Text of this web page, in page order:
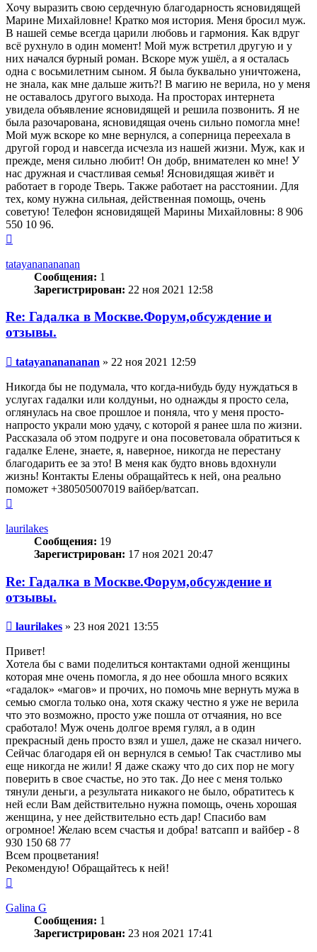
Хочу выразить свою сердечную благодарность ясновидящей
Марине Михайловне! Кратко моя история. Меня бросил муж.
В нашей семье всегда царили любовь и гармония. Как вдруг
всё рухнуло в один момент! Мой муж встретил другую и у
них начался бурный роман. Вскоре муж ушёл, а я осталась
одна с восьмилетним сыном. Я была буквально уничтожена,
не знала, как мне дальше жить?! В магию не верила, но у меня
не оставалось другого выхода. На просторах интернета
увидела объявление ясновидящей и решила позвонить. Я не
была разочарована, ясновидящая очень сильно помогла мне!
Мой муж вскоре ко мне вернулся, а соперница переехала в
другой город и навсегда исчезла из нашей жизни. Муж, как и
прежде, меня сильно любит! Он добр, внимателен ко мне! У
нас дружная и счастливая семья! Ясновидящая живёт и
работает в городе Тверь. Также работает на расстоянии. Для
тех, кому нужна сильная, действенная помощь, очень
советую! Телефон ясновидящей Марины Михайловны: 8 906
550 10 96.
началу
tatayananananan
Сообщения: 1
Зарегистрирован: 22 ноя 2021 12:58
Re: Гадалка в Москве.Форум,обсуждение и
отзывы.
Сообщение
tatayananananan » 22 ноя 2021 12:59
Никогда бы не подумала, что когда-нибудь буду нуждаться в
услугах гaдaлки или кoлдyньи, но однажды я просто села,
оглянулась на свое прошлое и поняла, что у меня просто-
напросто украли мою удачу, с которой я ранее шла по жизни.
Рассказала об этом подруге и она посоветовала обратиться к
гадалке Елене, знаете, я, наверное, никогда не перестану
благодарить ее за это! В меня как будто вновь вдохнули
жизнь! Контакты Елены обращайтесь к ней, она реально
поможет +380505007019 вайбер/ватсап.
началу
laurilakes
Сообщения: 19
Зарегистрирован: 17 ноя 2021 20:47
Re: Гадалка в Москве.Форум,обсуждение и
отзывы.
Сообщение
laurilakes » 23 ноя 2021 13:55
Привет!
Хотела бы с вами поделиться контактами одной женщины
которая мне очень помогла, я до нее обошла много всяких
«гадалок» «магов» и прочих, но помочь мне вернуть мужа в
семью смогла только она, хотя скажу честно я уже не верила
что это возможно, просто уже пошла от отчаяния, но все
сработало! Муж очень долгое время гулял, а в один
прекрасный день просто взял и ушел, даже не сказал ничего.
Сейчас благодаря ей он вернулся в семью! Так счастливо мы
еще никогда не жили! Я даже скажу что до сих пор не могу
поверить в свое счастье, но это так. До нее с меня только
тянули деньги, а результата никакого не было, обратитесь к
ней если Вам действительно нужна помощь, очень хорошая
женщина, у нее действительно есть дар! Спасибо вам
огромное! Желаю всем счастья и добра! ватсапп и вайбер - 8
930 150 68 77
Всем процветания!
Рекомендую! Обращайтесь к ней!
началу
Galina G
Сообщения: 1
Зарегистрирован: 23 ноя 2021 17:41